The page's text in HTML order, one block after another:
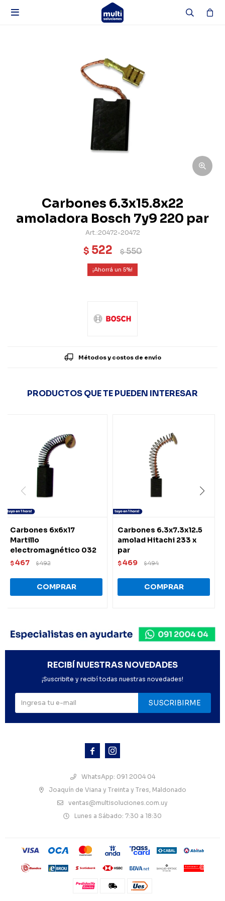

Carbones 6.3x15.8x22
amoladora Bosch 7y9 220 par
20472-20472
$ 522 $550
5
Métodos y costos de envío
PRODUCTOS QUE TE PUEDEN INTERESAR
Carbones 6x6x17
Martillo
electromagnético 032
$467 $492
Carbones 6.3x7.3x12.5
amolad Hitachi 233 x
par
$469 $494
 
WhatsApp: 091 2004 04
Joaquín de Viana y Treinta y Tres, Maldonado
ventas@multisoluciones.com.uy
Lunes a Sábado: 7:30 a 18:30
RECIBÍ NUESTRAS NOVEDADES
¡Suscribite y recibí todas nuestras novedades!
SUSCRIBIRME